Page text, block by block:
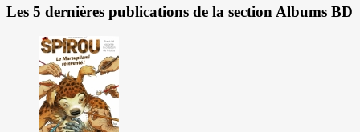
Les 5 dernières publications de la section Albums BD